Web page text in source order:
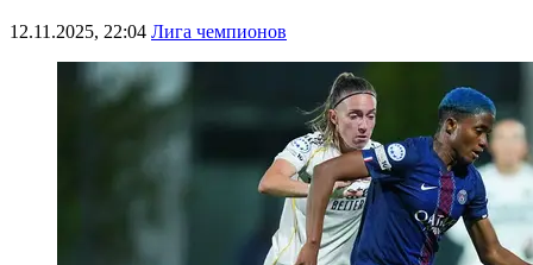
12.11.2025, 22:04 Лига чемпионов